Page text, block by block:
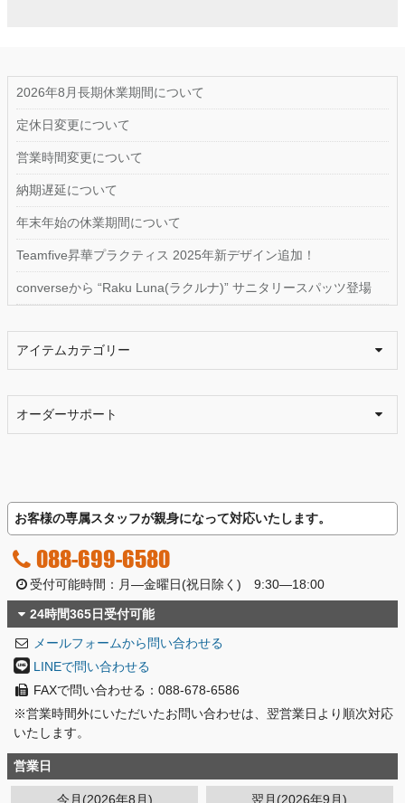
2026年8月長期休業期間について
定休日変更について
営業時間変更について
納期遅延について
年末年始の休業期間について
Teamfive昇華プラクティス 2025年新デザイン追加！
converseから “Raku Luna(ラクルナ)” サニタリースパッツ登場
アイテムカテゴリー
オーダーサポート
お客様の専属スタッフが親身になって対応いたします。
088-699-6580
受付可能時間：月―金曜日(祝日除く) 9:30―18:00
24時間365日受付可能
メールフォームから問い合わせる
LINEで問い合わせる
FAXで問い合わせる：088-678-6586
※営業時間外にいただいたお問い合わせは、翌営業日より順次対応
いたします。
営業日
今月(2026年8月) 翌月(2026年9月)